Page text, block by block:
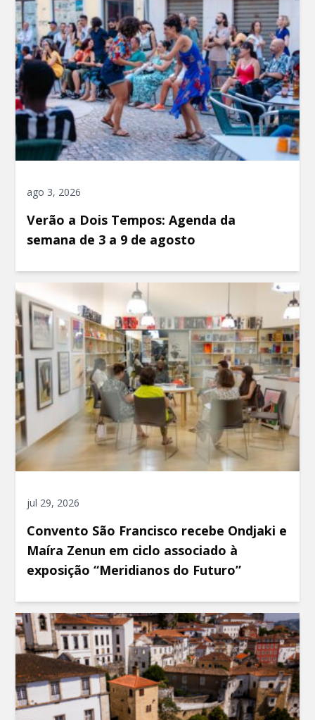
ago 3, 2026
Verão a Dois Tempos: Agenda da
semana de 3 a 9 de agosto
jul 29, 2026
Convento São Francisco recebe Ondjaki e
Maíra Zenun em ciclo associado à
exposição “Meridianos do Futuro”